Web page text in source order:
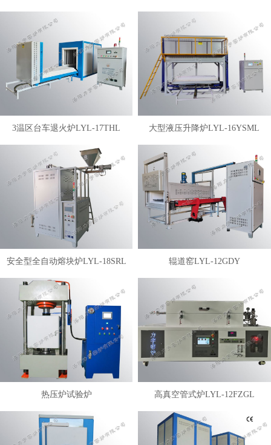
3温区台车退火炉LYL-17THL 大型液压升降炉LYL-16YSML
安全型全自动熔块炉LYL-18SRL 辊道窑LYL-12GDY
热压炉试验炉 高真空管式炉LYL-12FZGL